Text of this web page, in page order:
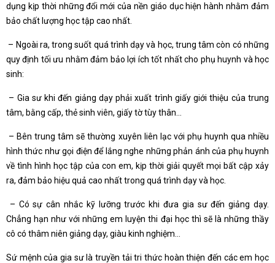
dụng kịp thời những đổi mới của nền giáo dục hiện hành nhằm đảm
bảo chất lượng học tập cao nhất.
– Ngoài ra, trong suốt quá trình dạy và học, trung tâm còn có những
quy định tối ưu nhằm đảm bảo lợi ích tốt nhất cho phụ huynh và học
sinh:
– Gia sư khi đến giảng dạy phải xuất trình giấy giới thiệu của trung
tâm, bằng cấp, thẻ sinh viên, giấy tờ tùy thân…
– Bên trung tâm sẽ thường xuyên liên lạc với phụ huynh qua nhiều
hình thức như gọi điện để lắng nghe những phản ánh của phụ huynh
về tình hình học tập của con em, kịp thời giải quyết mọi bất cập xảy
ra, đảm bảo hiệu quả cao nhất trong quá trình dạy và học.
– Có sự cân nhắc kỹ lưỡng trước khi đưa gia sư đến giảng dạy.
Chẳng hạn như với những em luyện thi đại học thì sẽ là những thầy
cô có thâm niên giảng dạy, giàu kinh nghiệm…
Sứ mệnh của gia sư là truyền tải tri thức hoàn thiện đến các em học